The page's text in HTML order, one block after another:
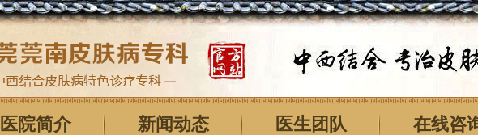
医院简介 新闻动态 医生团队 在线咨